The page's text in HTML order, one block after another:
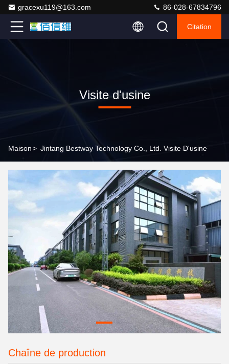
gracexu119@163.com 86-028-67834796
Citation
Visite d'usine
Maison> Jintang Bestway Technology Co., Ltd. Visite D'usine
Chaîne de production